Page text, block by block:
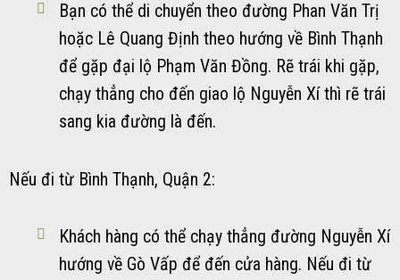
Bạn có thể di chuyển theo đường Phan Văn Trị
hoặc Lê Quang Định theo hướng về Bình Thạnh
để gặp đại lộ Phạm Văn Đồng. Rẽ trái khi gặp,
chạy thẳng cho đến giao lộ Nguyễn Xí thì rẽ trái
sang kia đường là đến.
Nếu đi từ Bình Thạnh, Quận 2:
Khách hàng có thể chạy thẳng đường Nguyễn Xí
hướng về Gò Vấp để đến cửa hàng. Nếu đi từ